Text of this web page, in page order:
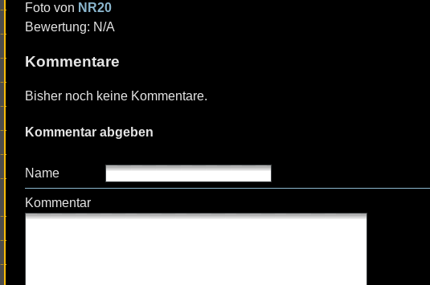
Foto von NR20
Bewertung: N/A
Kommentare
Bisher noch keine Kommentare.
Kommentar abgeben
Name
Kommentar